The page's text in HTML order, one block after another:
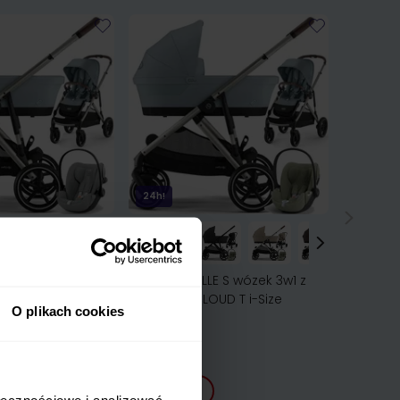
O plikach cookies
24h!
CYBEX GAZELLE S wózek 3w1 z
fotelikiem CLOUD T i-Size